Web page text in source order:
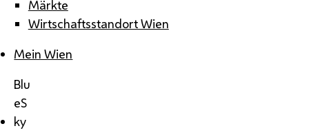
Märkte
Wirtschaftsstandort Wien
Mein Wien
Blu
eS
ky